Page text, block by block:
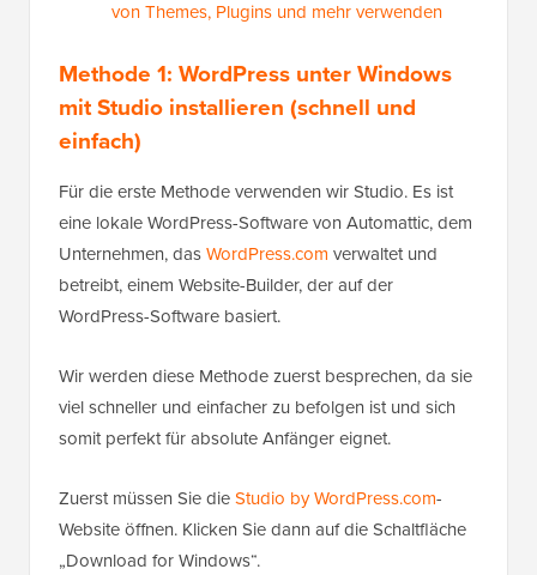
von Themes, Plugins und mehr verwenden
Methode 1: WordPress unter Windows
mit Studio installieren (schnell und
einfach)
Für die erste Methode verwenden wir Studio. Es ist
eine lokale WordPress-Software von Automattic, dem
Unternehmen, dasWordPress.com verwaltet und
betreibt, einem Website-Builder, der auf der
WordPress-Software basiert.
Wir werden diese Methode zuerst besprechen, da sie
viel schneller und einfacher zu befolgen ist und sich
somit perfekt für absolute Anfänger eignet.
Zuerst müssen Sie dieStudio by WordPress.com-
Website öffnen. Klicken Sie dann auf die Schaltfläche
„Download for Windows“.